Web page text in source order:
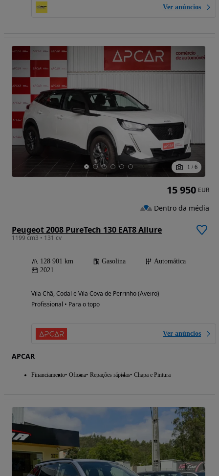
Ver anúncios
1 / 6
Peugeot 2008 PureTech 130 EAT8 Allure
1199 cm3 • 131 cv
128 901 km Gasolina
Automática
2021
Vila Chã, Codal e Vila Cova de Perrinho (Aveiro)
Profissional • Para o topo
Ver anúncios
APCAR
Financiamento Oficina Repações rápidas Chapa e Pintura
15 950 EUR
Dentro da média